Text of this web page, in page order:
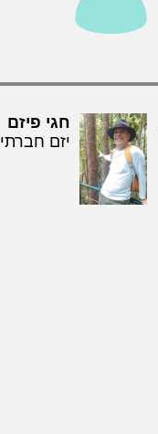
חגי פיזם
יזם חברתי